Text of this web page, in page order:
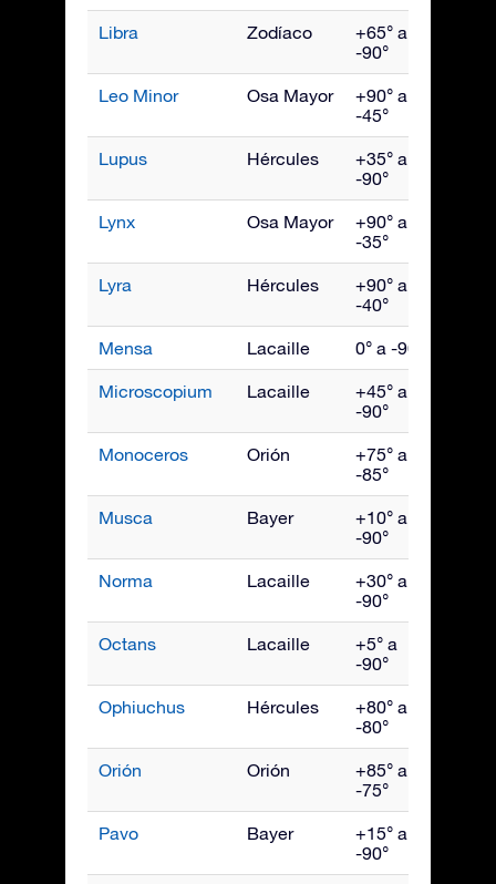
Libra Zodíaco
+65° a
-90°
Leo Minor Osa Mayor
+90° a
-45°
Lupus Hércules
+35° a
-90°
Lynx Osa Mayor
+90° a
-35°
Lyra Hércules
+90° a
-40°
Mensa Lacaille 0° a -90°
Microscopium Lacaille
+45° a
-90°
Monoceros Orión
+75° a
-85°
Musca Bayer
+10° a
-90°
Norma Lacaille
+30° a
-90°
Octans Lacaille
+5° a
-90°
Ophiuchus Hércules
+80° a
-80°
Orión Orión
+85° a
-75°
Pavo Bayer
+15° a
-90°